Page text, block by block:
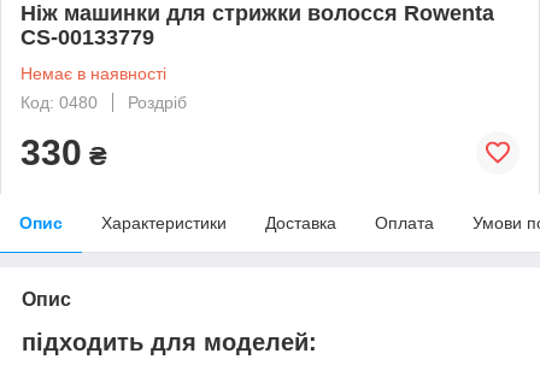
Ніж машинки для стрижки волосся Rowenta
CS-00133779
Немає в наявності
Код: 0480
Роздріб
330 ₴
Опис Характеристики Доставка Оплата Умови
Опис
підходить для моделей: